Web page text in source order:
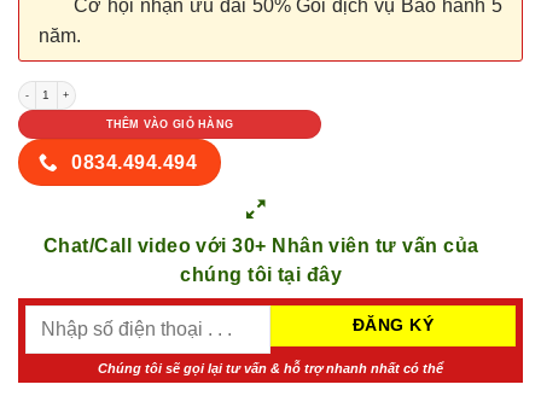
Cơ hội nhận ưu đãi 50% Gói dịch vụ Bảo hành 5
năm.
CỬA GỖ CÔNG NGHIỆP MDF VENEER P1R4b-cam xe số lượng
THÊM VÀO GIỎ HÀNG
0834.494.494
Chat/Call video với 30+ Nhân viên tư vấn của
chúng tôi tại đây
Chúng tôi sẽ gọi lại tư vấn & hỗ trợ nhanh nhất có thể